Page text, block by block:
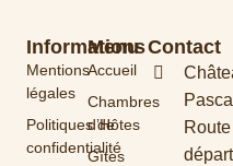
Menu
Accueil
Chambres
d’Hôtes
Gîtes
Informations
Mentions
légales
Politiques de
confidentialité
Contact
Route